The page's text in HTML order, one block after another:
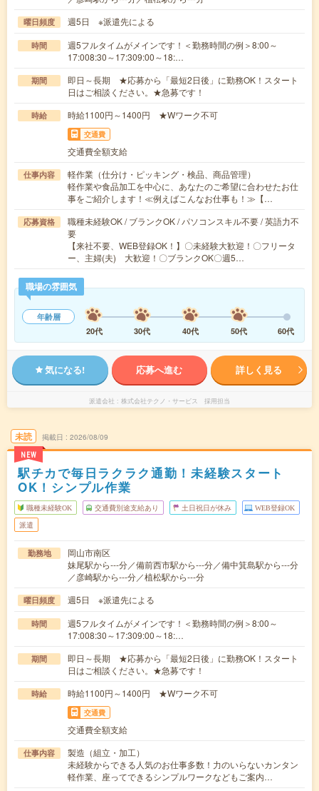
曜日頻度 週5日 ※派遣先による
時間
週5フルタイムがメインです！＜勤務時間の例＞8:00～
17:008:30～17:309:00～18:…
期間
即日～長期 ★応募から「最短2日後」に勤務OK！スタート
日はご相談ください。★急募です！
時給 時給1100円～1400円 ★Wワーク不可
交通費
交通費全額支給
仕事内容
軽作業（仕分け・ピッキング・検品、商品管理）
軽作業や食品加工を中心に、あなたのご希望に合わせたお仕
事をご紹介します！≪例えばこんなお仕事も！≫【…
応募資格
職種未経験OK / ブランクOK / パソコンスキル不要 / 英語力不
要
【来社不要、WEB登録OK！】〇未経験大歓迎！〇フリータ
ー、主婦(夫) 大歓迎！〇ブランクOK〇週5…
職場の雰囲気
年齢層
20代
30代 40代 50代 60代
気になる! 応募へ進む 詳しく見る
派遣会社 株式会社テクノ・サービス 採用担当
未読
NEW
掲載日 2026/08/09
駅チカで毎日ラクラク通勤！未経験スタート
OK！シンプル作業
職種未経験OK 交通費別途支給あり 土日祝日が休み WEB登録OK
派遣
勤務地
岡山市南区
妹尾駅から---分／備前西市駅から---分／備中箕島駅から---分
／彦崎駅から---分／植松駅から---分
曜日頻度 週5日 ※派遣先による
時間
週5フルタイムがメインです！＜勤務時間の例＞8:00～
17:008:30～17:309:00～18:…
期間
即日～長期 ★応募から「最短2日後」に勤務OK！スタート
日はご相談ください。★急募です！
時給 時給1100円～1400円 ★Wワーク不可
交通費
交通費全額支給
仕事内容
製造（組立・加工）
未経験からできる人気のお仕事多数！力のいらないカンタン
軽作業、座ってできるシンプルワークなどもご案内…